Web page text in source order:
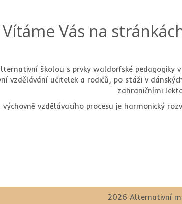
Vítáme Vás na
školou s prvky waldorfské pedagogiky
vzdělávání učitelek a rodičů, po stáži v
zahraničními
výchovně vzdělávacího procesu je harmonický
2026 Alternativní